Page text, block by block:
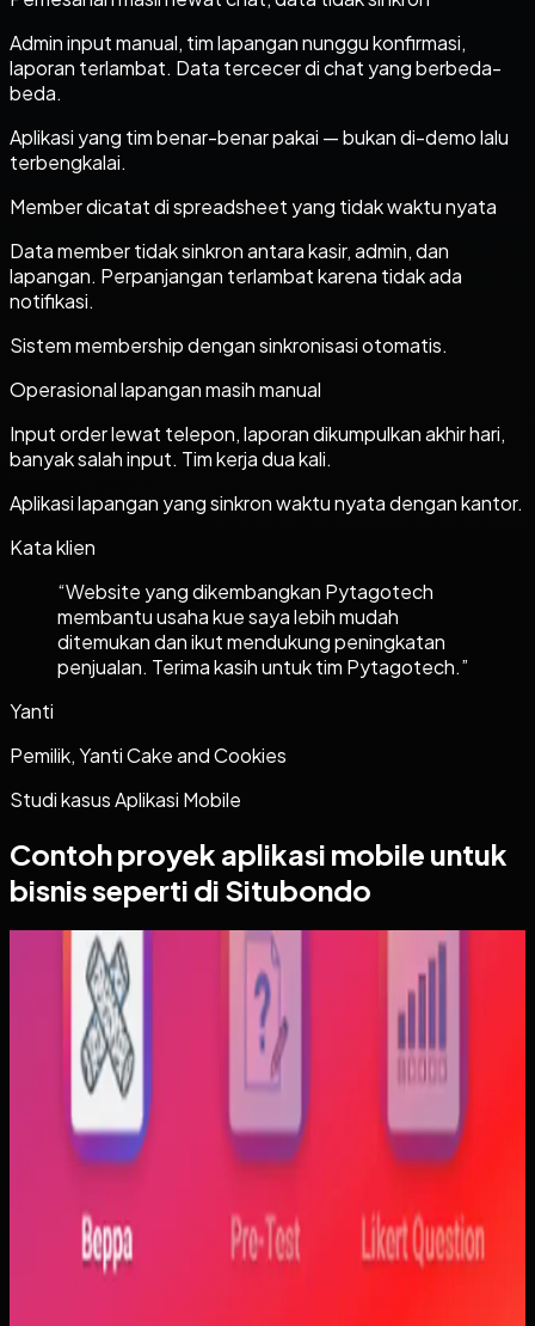
Admin input manual, tim lapangan nunggu konfirmasi,
laporan terlambat. Data tercecer di chat yang berbeda-
beda.
Aplikasi yang tim benar-benar pakai — bukan di-demo lalu
terbengkalai.
Member dicatat di spreadsheet yang tidak waktu nyata
Data member tidak sinkron antara kasir, admin, dan
lapangan. Perpanjangan terlambat karena tidak ada
notifikasi.
Sistem membership dengan sinkronisasi otomatis.
Operasional lapangan masih manual
Input order lewat telepon, laporan dikumpulkan akhir hari,
banyak salah input. Tim kerja dua kali.
Aplikasi lapangan yang sinkron waktu nyata dengan kantor.
Kata klien
“Website yang dikembangkan Pytagotech
membantu usaha kue saya lebih mudah
ditemukan dan ikut mendukung peningkatan
penjualan. Terima kasih untuk tim Pytagotech.”
Yanti
Pemilik, Yanti Cake and Cookies
Studi kasusAplikasi Mobile
Contoh proyek aplikasi mobile untuk
bisnis seperti di Situbondo
Aplikasi Mobile
Trajectfika
Trajectfika
Sebelumnya
Mahasiswa sering kesulitan menghubungkan persamaan
matematis dengan perilaku fisik yang sebenarnya,
konsisten. Materi yang hanya tampil statis juga membuat
konsep perubahan fase dan perilaku sistem sulit
dibayangkan.